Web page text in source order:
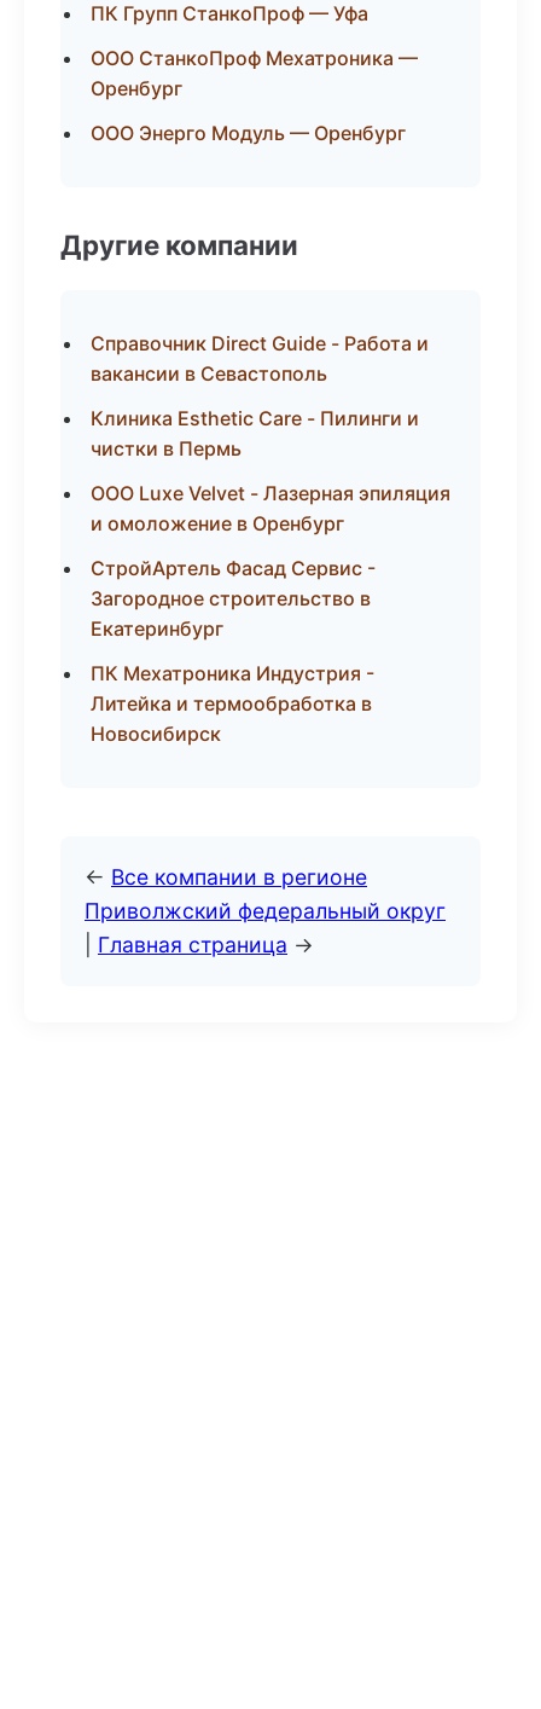
ПК Групп СтанкоПроф — Уфа
ООО СтанкоПроф Мехатроника —
Оренбург
ООО Энерго Модуль — Оренбург
Другие компании
Справочник Direct Guide - Работа и
вакансии в Севастополь
Клиника Esthetic Care - Пилинги и
чистки в Пермь
ООО Luxe Velvet - Лазерная эпиляция
и омоложение в Оренбург
СтройАртель Фасад Сервис -
Загородное строительство в
Екатеринбург
ПК Мехатроника Индустрия -
Литейка и термообработка в
Новосибирск
← Все компании в регионе
Приволжский федеральный округ
Главная страница →